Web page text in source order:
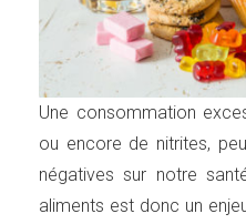
Une consommation
ou encore de nitrites,
négatives sur notre
aliments est donc un